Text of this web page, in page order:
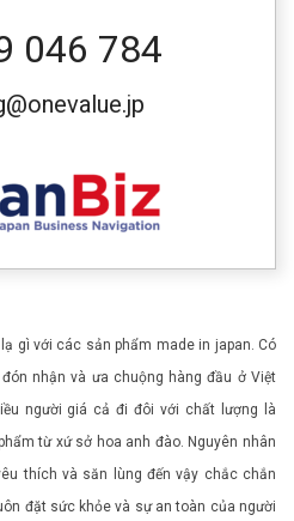
046 784
gì với các sản phẩm made in japan. Có
nhận và ưa chuộng hàng đầu ở Việt
người giá cả đi đôi với chất lượng là
từ xứ sở hoa anh đào. Nguyên nhân
thích và săn lùng đến vậy chắc chắn
đặt sức khỏe và sự an toàn của người